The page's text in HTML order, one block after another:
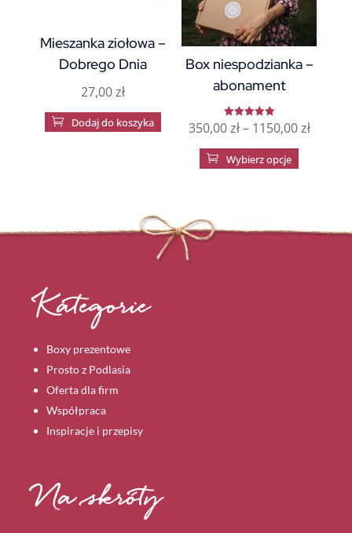
Mieszanka ziołowa –
Dobrego Dnia
27,00zł
 Dodaj do koszyka
Box niespodzianka –
abonament
Oceniono
5.00
350,00zł– 1150,00złZakres
 Wybierz opcje
Ten
produkt
Kategorie
Boxy prezentowe
Prosto z Podlasia
Oferta dla firm
Współpraca
Inspiracje i przepisy
Na skróty